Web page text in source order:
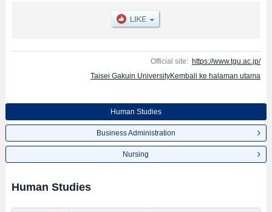
informasi mengenai ujian masuk, prasarana kampus, akses jalan, dan
lainnya. Silakan memanfaatkannya.
Official site: https://www.tgu.ac.jp/
Taisei Gakuin UniversityKembali ke halaman utama
Human Studies
Business Administration
Nursing
Human Studies